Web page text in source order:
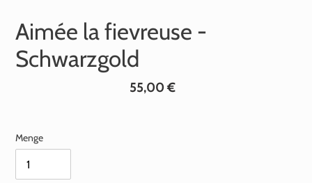
Aimée la fievreuse -
Schwarzgold
Normaler
55,00 €
Menge